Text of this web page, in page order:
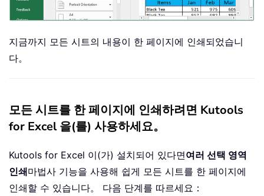
지금까지 모든 시트의 내용이 한 페이지에 인쇄되었습니
다。
모든 시트를 한 페이지에 인쇄하려면 Kutools
for Excel 을(를) 사용하세요。
Kutools for Excel 이(가) 설치되어 있다면여러 선택 영역
인쇄마법사 기능을 사용해 쉽게 모든 시트를 한 페이지에
인쇄할 수 있습니다。 다음 단계를 따르세요：